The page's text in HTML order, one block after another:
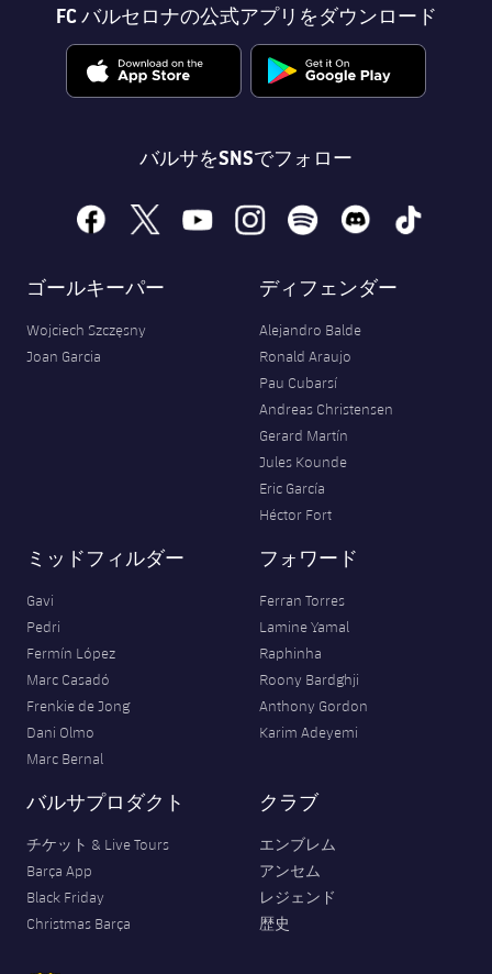
FC バルセロナの公式アプリをダウンロード
バルサをSNSでフォロー
facebook
x youtubeinstagramspotify discord tiktok
ゴールキーパー
Wojciech Szczęsny
Joan Garcia
ディフェンダー
Alejandro Balde
Ronald Araujo
Pau Cubarsí
Andreas Christensen
Gerard Martín
Jules Kounde
Eric García
Héctor Fort
ミッドフィルダー
Gavi
Pedri
Fermín López
Marc Casadó
Frenkie de Jong
Dani Olmo
Marc Bernal
フォワード
Ferran Torres
Lamine Yamal
Raphinha
Roony Bardghji
Anthony Gordon
Karim Adeyemi
バルサプロダクト
チケット & Live Tours
Barça App
Black Friday
Christmas Barça
クラブ
エンブレム
アンセム
レジェンド
歴史